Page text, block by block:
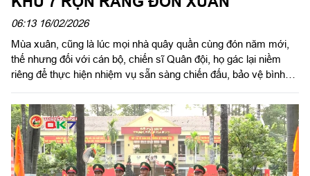
06:13 16/02/2026
Mùa xuân, cũng là lúc mọi nhà quây quần cùng đón năm mới,
thế nhưng đối với cán bộ, chiến sĩ Quân đội, họ gác lại niềm
riêng để thực hiện nhiệm vụ sẵn sàng chiến đấu, bảo vệ bình
trong LLVT Quân khu 7 đã tổ chức nhiều hoạt động vui xuân,
đón Tết ý nghĩa, góp phần tạo không khí vui tươi, gắn kết tình
đồng chí đồng đội.